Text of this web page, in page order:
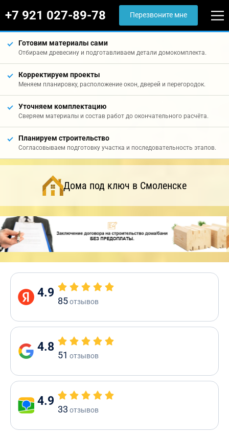
+7 921 027-89-78 Перезвоните мне
Готовим материалы сами
Отбираем древесину и подготавливаем детали домокомплекта.
Корректируем проекты
Меняем планировку, расположение окон, дверей и перегородок.
Уточняем комплектацию
Сверяем материалы и состав работ до окончательного расчёта.
Планируем строительство
Согласовываем подготовку участка и последовательность этапов.
Дома под ключ в Смоленске
4.9
85отзывов
4.8
51 отзывов
4.9
33 отзывов